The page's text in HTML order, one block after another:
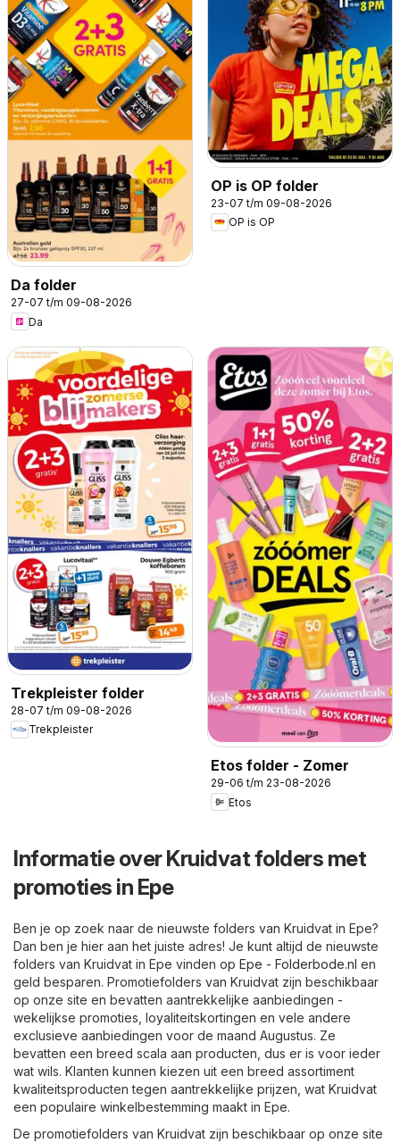
Da folder
27-07 t/m 09-08-2026
Da
OP is OP folder
23-07 t/m 09-08-2026
OP is OP
Trekpleister folder
28-07 t/m 09-08-2026
Trekpleister
Etos folder - Zomer
29-06 t/m 23-08-2026
Etos
Informatie over Kruidvat folders met
promoties in Epe
Ben je op zoek naar de nieuwste folders van Kruidvat in Epe?
Dan ben je hier aan het juiste adres! Je kunt altijd de nieuwste
folders van Kruidvat in Epe vinden op Epe - Folderbode.nl en
geld besparen. Promotiefolders van Kruidvat zijn beschikbaar
op onze site en bevatten aantrekkelijke aanbiedingen -
wekelijkse promoties, loyaliteitskortingen en vele andere
exclusieve aanbiedingen voor de maand Augustus. Ze
bevatten een breed scala aan producten, dus er is voor ieder
wat wils. Klanten kunnen kiezen uit een breed assortiment
kwaliteitsproducten tegen aantrekkelijke prijzen, wat Kruidvat
een populaire winkelbestemming maakt in Epe.
De promotiefolders van Kruidvat zijn beschikbaar op onze site